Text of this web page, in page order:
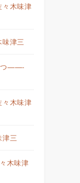
木味津
津三
つ——-
木味津
三
木味津